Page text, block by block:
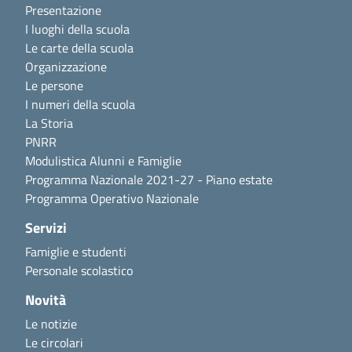
Presentazione
I luoghi della scuola
Le carte della scuola
Organizzazione
Le persone
I numeri della scuola
La Storia
PNRR
Modulistica Alunni e Famiglie
Programma Nazionale 2021-27 - Piano estate
Programma Operativo Nazionale
Servizi
Famiglie e studenti
Personale scolastico
Novità
Le notizie
Le circolari